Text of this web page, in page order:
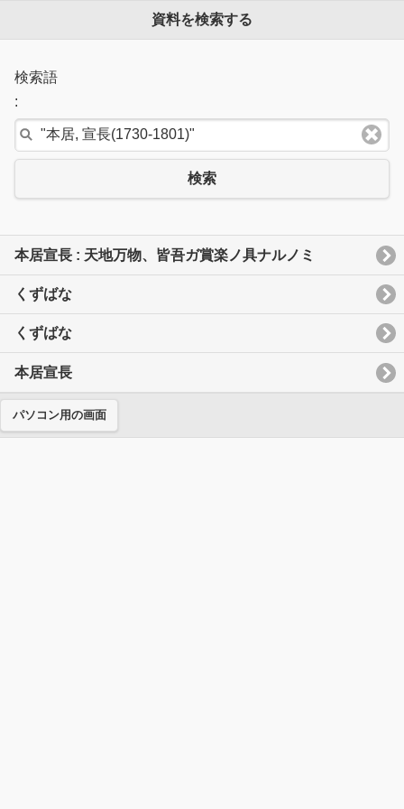
資料を検索する
検索語
:
検索
本居宣長 : 天地万物、皆吾ガ賞楽ノ具ナルノミ
くずばな
くずばな
本居宣長
パソコン用の画面